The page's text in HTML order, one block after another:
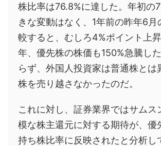
株比率は76.8%に達した。年初の
きな変動はなく、1年前の昨年6月
較すると、むしろ4%ポイント上
年、優先株の株価も150%急騰し
らず、外国人投資家は普通株とは
株を売り越さなかったのだ。
これに対し、証券業界ではサムス
模な株主還元に対する期待が、優
持ち株比率に反映されたと分析し